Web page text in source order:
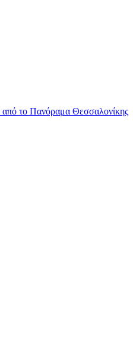
από το Πανόραμα Θεσσαλονίκης